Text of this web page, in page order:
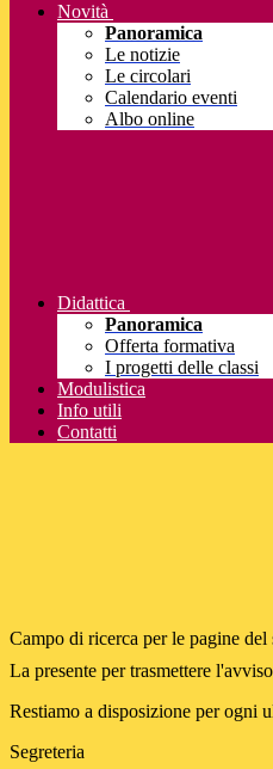
Novità
Panoramica
Le notizie
Le circolari
Calendario eventi
Albo online
Didattica
Panoramica
Offerta formativa
I progetti delle classi
Modulistica
Info utili
Contatti
Campo di ricerca per le pagine del
La presente per trasmettere
Restiamo a disposizione per ogni
Segreteria